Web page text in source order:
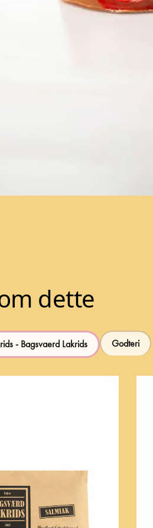
dette
- Bagsvaerd Lakrids Godteri